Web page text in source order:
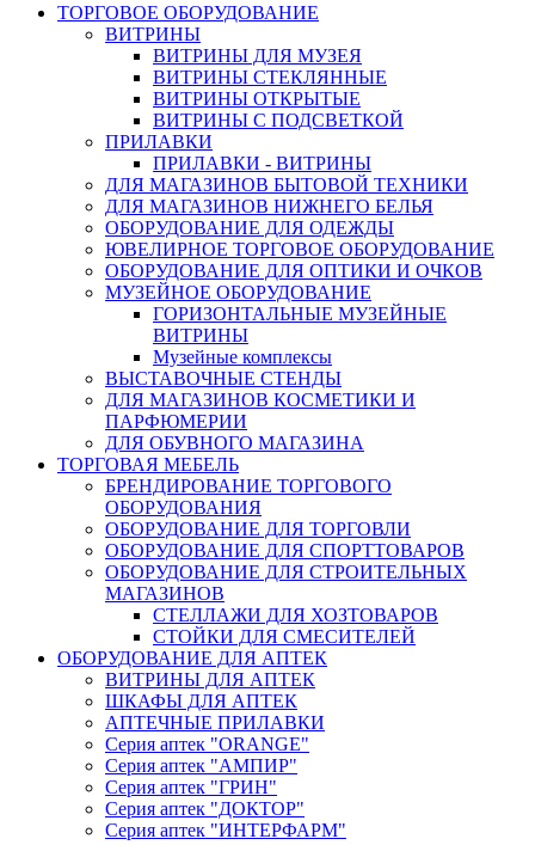
ТОРГОВОЕ ОБОРУДОВАНИЕ
ВИТРИНЫ
ВИТРИНЫ ДЛЯ МУЗЕЯ
ВИТРИНЫ СТЕКЛЯННЫЕ
ВИТРИНЫ ОТКРЫТЫЕ
ВИТРИНЫ С ПОДСВЕТКОЙ
ПРИЛАВКИ
ПРИЛАВКИ - ВИТРИНЫ
ДЛЯ МАГАЗИНОВ БЫТОВОЙ ТЕХНИКИ
ДЛЯ МАГАЗИНОВ НИЖНЕГО БЕЛЬЯ
ОБОРУДОВАНИЕ ДЛЯ ОДЕЖДЫ
ЮВЕЛИРНОЕ ТОРГОВОЕ ОБОРУДОВАНИЕ
ОБОРУДОВАНИЕ ДЛЯ ОПТИКИ И ОЧКОВ
МУЗЕЙНОЕ ОБОРУДОВАНИЕ
ГОРИЗОНТАЛЬНЫЕ МУЗЕЙНЫЕ
ВИТРИНЫ
Музейные комплексы
ВЫСТАВОЧНЫЕ СТЕНДЫ
ДЛЯ МАГАЗИНОВ КОСМЕТИКИ И
ПАРФЮМЕРИИ
ДЛЯ ОБУВНОГО МАГАЗИНА
ТОРГОВАЯ МЕБЕЛЬ
БРЕНДИРОВАНИЕ ТОРГОВОГО
ОБОРУДОВАНИЯ
ОБОРУДОВАНИЕ ДЛЯ ТОРГОВЛИ
ОБОРУДОВАНИЕ ДЛЯ СПОРТТОВАРОВ
ОБОРУДОВАНИЕ ДЛЯ СТРОИТЕЛЬНЫХ
МАГАЗИНОВ
СТЕЛЛАЖИ ДЛЯ ХОЗТОВАРОВ
СТОЙКИ ДЛЯ СМЕСИТЕЛЕЙ
ОБОРУДОВАНИЕ ДЛЯ АПТЕК
ВИТРИНЫ ДЛЯ АПТЕК
ШКАФЫ ДЛЯ АПТЕК
АПТЕЧНЫЕ ПРИЛАВКИ
Серия аптек "ORANGE"
Серия аптек "АМПИР"
Серия аптек "ГРИН"
Серия аптек "ДОКТОР"
Серия аптек "ИНТЕРФАРМ"